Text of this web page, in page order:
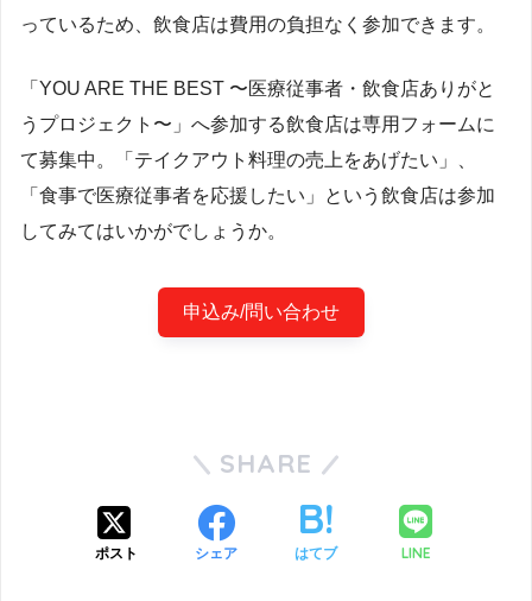
っているため、飲食店は費用の負担なく参加できます。
「YOU ARE THE BEST 〜医療従事者・飲食店ありがと
うプロジェクト〜」へ参加する飲食店は専用フォームに
て募集中。「テイクアウト料理の売上をあげたい」、
「食事で医療従事者を応援したい」という飲食店は参加
してみてはいかがでしょうか。
申込み/問い合わせ
SHARE
ポスト シェア はてブ LINE